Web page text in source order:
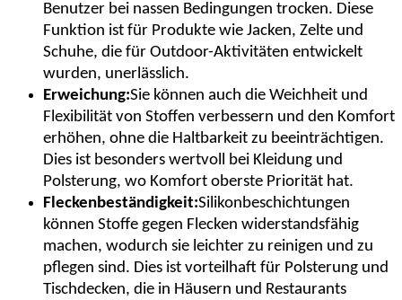
Benutzer bei nassen Bedingungen trocken. Diese
Funktion ist für Produkte wie Jacken, Zelte und
Schuhe, die für Outdoor-Aktivitäten entwickelt
wurden, unerlässlich.
Erweichung:Sie können auch die Weichheit und
Flexibilität von Stoffen verbessern und den Komfort
erhöhen, ohne die Haltbarkeit zu beeinträchtigen.
Dies ist besonders wertvoll bei Kleidung und
Polsterung, wo Komfort oberste Priorität hat.
Fleckenbeständigkeit:Silikonbeschichtungen
können Stoffe gegen Flecken widerstandsfähig
machen, wodurch sie leichter zu reinigen und zu
pflegen sind. Dies ist vorteilhaft für Polsterung und
Tischdecken, die in Häusern und Restaurants